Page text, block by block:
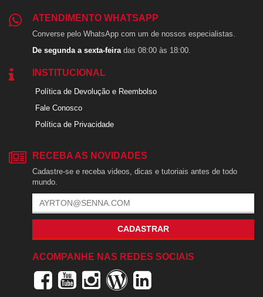
ATENDIMENTO WHATSAPP
Converse pelo WhatsApp com um de nossos especialistas.
De segunda a sexta-feiradas 08:00 às 18:00.
INSTITUCIONAL
Política de Devolução e Reembolso
Fale Conosco
Política de Privacidade
RECEBA AS NOVIDADES
Cadastre-se e receba videos, dicas e tutoriais antes de todo
mundo.
CADASTRAR
ACOMPANHE NAS REDES SOCIAIS